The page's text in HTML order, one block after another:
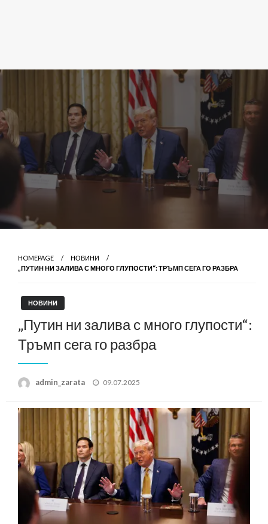
HOMEPAGE
НОВИНИ
„ПУТИН НИ ЗАЛИВА С МНОГО ГЛУПОСТИ“: ТРЪМП СЕГА ГО РАЗБРА
НОВИНИ
„Путин ни залива с много глупости“:
Тръмп сега го разбра
admin_zarata
Posted
09.07.2025